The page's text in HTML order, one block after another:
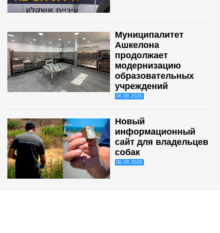
Муниципалитет
Ашкелона
продолжает
модернизацию
образовательных
учреждений
06.08.2026
Новый
информационный
сайт для владельцев
собак
06.08.2026